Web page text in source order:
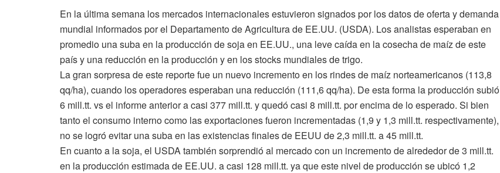
En la última semana los mercados internacionales estuvieron signados por los datos de oferta y demanda
mundial informados por el Departamento de Agricultura de EE.UU. (USDA). Los analistas esperaban en
promedio una suba en la producción de soja en EE.UU., una leve caída en la cosecha de maíz de este
país y una reducción en la producción y en los stocks mundiales de trigo.
La gran sorpresa de este reporte fue un nuevo incremento en los rindes de maíz norteamericanos (113,8
qq/ha), cuando los operadores esperaban una reducción (111,6 qq/ha). De esta forma la producción subió
6 mill.tt. vs el informe anterior a casi 377 mill.tt. y quedó casi 8 mill.tt. por encima de lo esperado. Si bien
tanto el consumo interno como las exportaciones fueron incrementadas (1,9 y 1,3 mill.tt. respectivamente),
no se logró evitar una suba en las existencias finales de EEUU de 2,3 mill.tt. a 45 mill.tt.
En cuanto a la soja, el USDA también sorprendió al mercado con un incremento de alrededor de 3 mill.tt.
en la producción estimada de EE.UU. a casi 128 mill.tt. ya que este nivel de producción se ubicó 1,2